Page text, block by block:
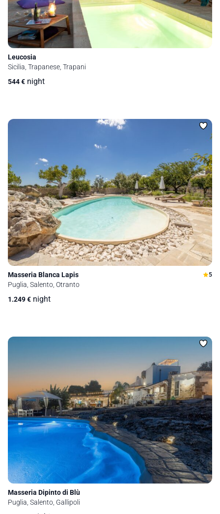
Leucosia
Sicilia, Trapanese, Trapani
544€ night
Masseria Blanca Lapis 5
Puglia, Salento, Otranto
1.249€ night
Masseria Dipinto di Blù
Puglia, Salento, Gallipoli